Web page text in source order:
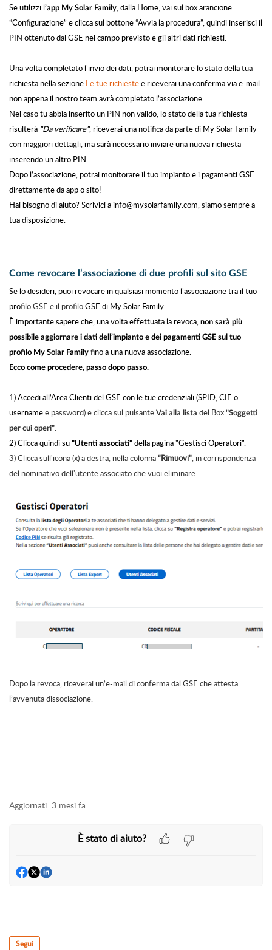
Se utilizzi l’app My Solar Family,dalla Home, vai sul box arancione
“Configurazione” e clicca sul bottone “Avvia la procedura”, quindi inserisci il
PIN ottenuto dal GSE nel campo previsto e gli altri dati richiesti.
Una volta completato l’invio dei dati, potrai monitorare lo stato della tua
richiesta nella sezione Le tue richiestee riceverai una conferma via e-mail
non appena il nostro team avrà completato l’associazione.
Nel caso tu abbia inserito un PIN non valido, lo stato della tua richiesta
risulterà "Da verificare", riceverai una notifica da parte di My Solar Family
con maggiori dettagli, ma sarà necessario inviare una nuova richiesta
inserendo un altro PIN.
Dopo l’associazione, potrai monitorare il tuo impianto e i pagamenti GSE
direttamente da app o sito!
Hai bisogno di aiuto? Scrivici ainfo@mysolarfamily.com, siamo sempre a
tua disposizione.
Come revocare l’associazione di due profili sul sito GSE
Se lo desideri, puoi revocare in qualsiasi momento l’associazione tra il tuo
profilo GSE e il profiloGSE di My Solar Family.
È importante sapere che, una volta effettuata la revoca, non sarà più
possibile aggiornare i dati dell’impianto e dei pagamenti GSE sul tuo
profilo My Solar Family fino a una nuova associazione.
Ecco come procedere, passo dopo passo.
1) Accedi all’Area Clienti del GSE con le tue credenziali (SPID, CIE o
usernamee password) e clicca sul pulsante Vai alla lista del Box "Soggetti
per cui operi".
2) Clicca quindi su "Utenti associati" della pagina "Gestisci Operatori".
3)Clicca sull'icona (x) a destra, nella colonna“Rimuovi”, in corrispondenza
del nominativo dell'utente associato che vuoi eliminare.
Dopo la revoca, riceverai un’e-mail di conferma dal GSE che attesta
l’avvenuta dissociazione.
Aggiornati: 3 mesi fa
È stato di aiuto?
Segui